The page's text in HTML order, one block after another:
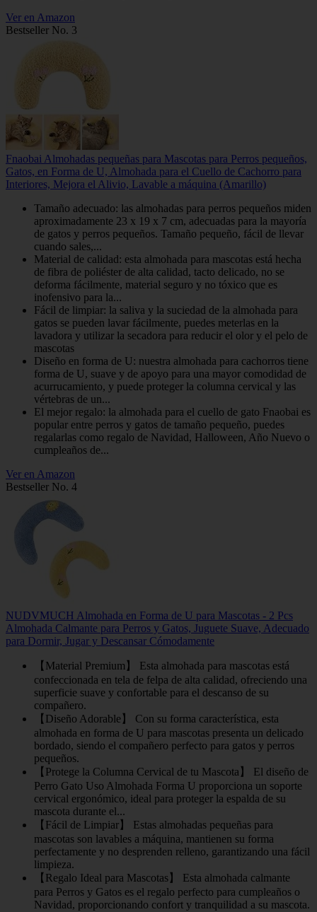
Ver en Amazon
Bestseller No. 3
Fnaobai Almohadas pequeñas para Mascotas para Perros pequeños,
Gatos, en Forma de U, Almohada para el Cuello de Cachorro para
Interiores, Mejora el Alivio, Lavable a máquina (Amarillo)
Tamaño adecuado: las almohadas para perros pequeños miden
aproximadamente 23 x 19 x 7 cm, adecuadas para la mayoría
de gatos y perros pequeños. Tamaño pequeño, fácil de llevar
cuando sales,...
Material de calidad: esta almohada para mascotas está hecha
de fibra de poliéster de alta calidad, tacto delicado, no se
deforma fácilmente, material seguro y no tóxico que es
inofensivo para la...
Fácil de limpiar: la saliva y la suciedad de la almohada para
gatos se pueden lavar fácilmente, puedes meterlas en la
lavadora y utilizar la secadora para reducir el olor y el pelo de
mascotas
Diseño en forma de U: nuestra almohada para cachorros tiene
forma de U, suave y de apoyo para una mayor comodidad de
acurrucamiento, y puede proteger la columna cervical y las
vértebras de un...
El mejor regalo: la almohada para el cuello de gato Fnaobai es
popular entre perros y gatos de tamaño pequeño, puedes
regalarlas como regalo de Navidad, Halloween, Año Nuevo o
cumpleaños de...
Ver en Amazon
Bestseller No. 4
NUDVMUCH Almohada en Forma de U para Mascotas - 2 Pcs
Almohada Calmante para Perros y Gatos, Juguete Suave, Adecuado
para Dormir, Jugar y Descansar Cómodamente
【Material Premium】 Esta almohada para mascotas está
confeccionada en tela de felpa de alta calidad, ofreciendo una
superficie suave y confortable para el descanso de su
compañero.
【Diseño Adorable】 Con su forma característica, esta
almohada en forma de U para mascotas presenta un delicado
bordado, siendo el compañero perfecto para gatos y perros
pequeños.
【Protege la Columna Cervical de tu Mascota】 El diseño de
Perro Gato Uso Almohada Forma U proporciona un soporte
cervical ergonómico, ideal para proteger la espalda de su
mascota durante el...
【Fácil de Limpiar】 Estas almohadas pequeñas para
mascotas son lavables a máquina, mantienen su forma
perfectamente y no desprenden relleno, garantizando una fácil
limpieza.
【Regalo Ideal para Mascotas】 Esta almohada calmante
para Perros y Gatos es el regalo perfecto para cumpleaños o
Navidad, proporcionando confort y tranquilidad a su mascota.